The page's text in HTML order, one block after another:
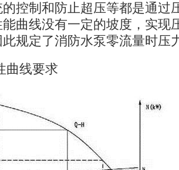
控制和防止超压等都是通过
曲线没有一定的坡度，实现
规定了消防水泵零流量时压
曲线要求